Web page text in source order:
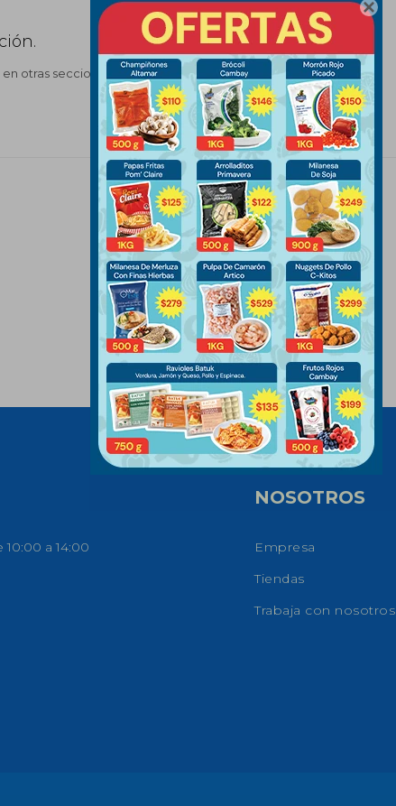

otras secciones de nuestro catálogo.
a 14:00
NOSOTROS
Empresa
Tiendas
Trabaja con nosotros